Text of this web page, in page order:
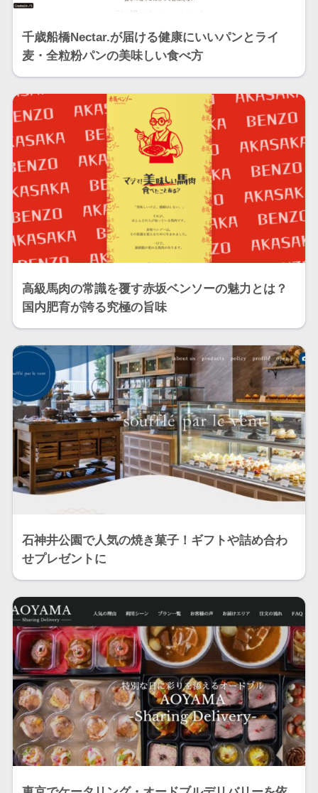
千歳船橋Nectar.が届ける健康にいいパンとライ
麦・全粒粉パンの美味しい食べ方
高級馬肉の常識を覆す赤坂ベンソーの魅力とは？
国内肥育が誇る究極の旨味
石神井公園で人気の焼き菓子！ギフトや詰め合わ
せプレゼントに